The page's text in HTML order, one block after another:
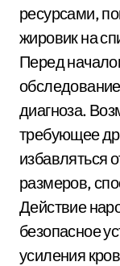
ресурсами,
жировик на
Перед
диагноза.
требующее
избавляться
размеров,
Действие
безопасное
усиления